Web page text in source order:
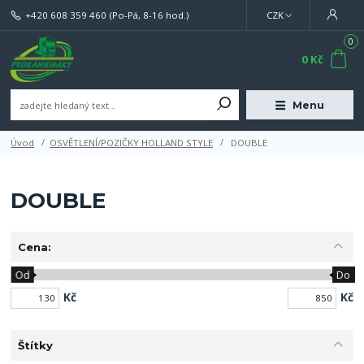
Menu
CZK
+420 608 359 460 (Po-Pá, 8-16 hod.)
0
0 Kč
Úvod OSVĚTLENÍ/POZIČKY HOLLAND STYLE DOUBLE
DOUBLE
Cena:
Kč
Od Do
Kč
Štítky